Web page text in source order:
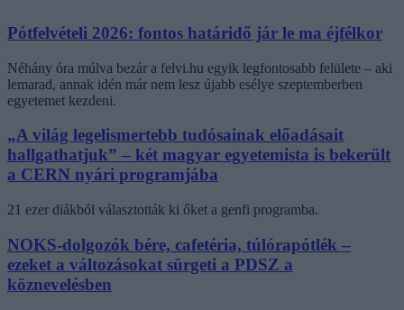
Pótfelvételi 2026: fontos határidő jár le ma éjfélkor
Néhány óra múlva bezár a felvi.hu egyik legfontosabb felülete – aki
lemarad, annak idén már nem lesz újabb esélye szeptemberben
egyetemet kezdeni.
„A világ legelismertebb tudósainak előadásait
hallgathatjuk” – két magyar egyetemista is bekerült
a CERN nyári programjába
21 ezer diákból választották ki őket a genfi programba.
NOKS-dolgozók bére, cafetéria, túlórapótlék –
ezeket a változásokat sürgeti a PDSZ a
köznevelésben